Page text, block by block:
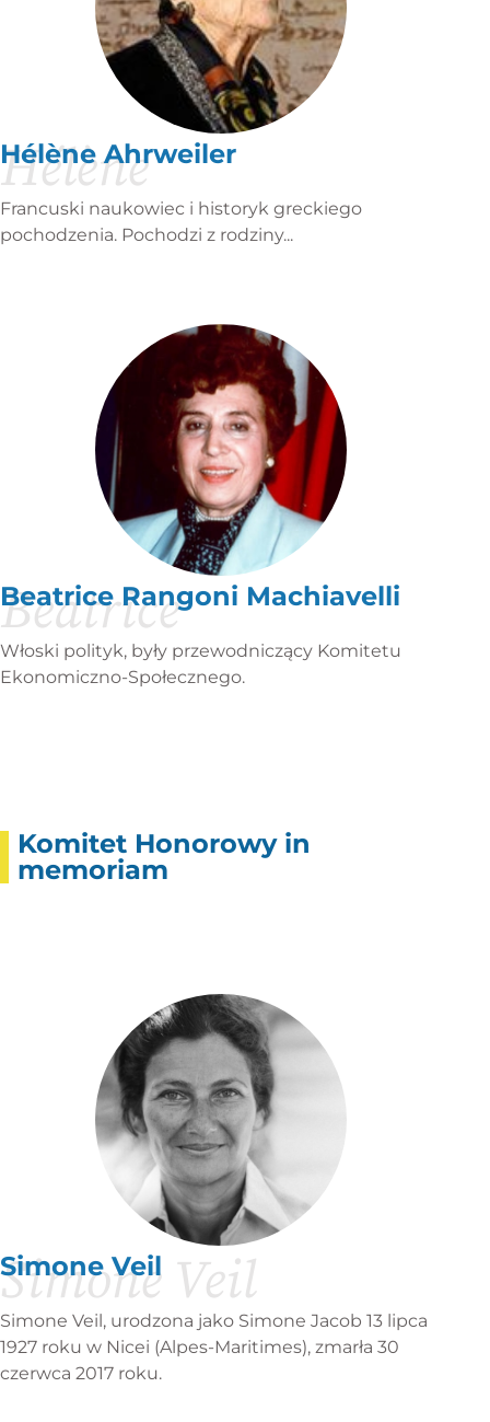
Hélène
Hélène Ahrweiler
Francuski naukowiec i historyk greckiego
pochodzenia. Pochodzi z rodziny...
Beatrice
Beatrice Rangoni Machiavelli
Włoski polityk, były przewodniczący Komitetu
Ekonomiczno-Społecznego.
Komitet Honorowy in
memoriam
Simone Veil
Simone Veil
Simone Veil, urodzona jako Simone Jacob 13 lipca
1927 roku w Nicei (Alpes-Maritimes), zmarła 30
czerwca 2017 roku.